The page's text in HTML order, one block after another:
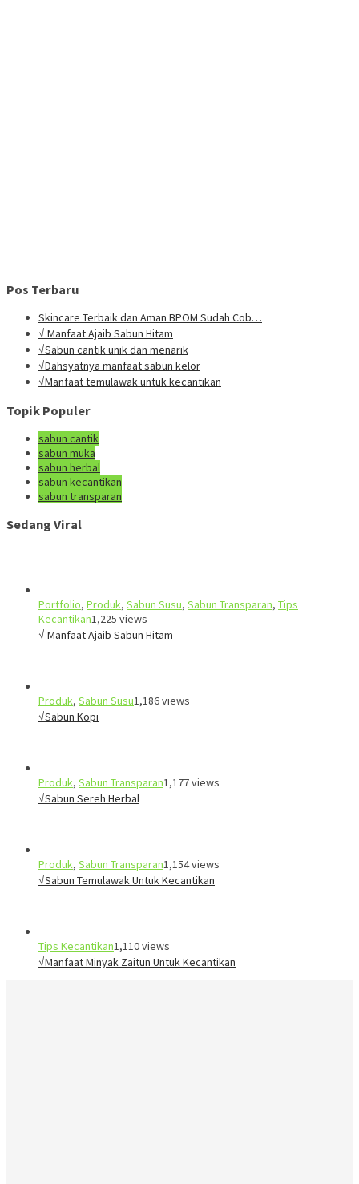
Pos Terbaru
Skincare Terbaik dan Aman BPOM Sudah Cob…
√ Manfaat Ajaib Sabun Hitam
√Sabun cantik unik dan menarik
√Dahsyatnya manfaat sabun kelor
√Manfaat temulawak untuk kecantikan
Topik Populer
sabun cantik
sabun muka
sabun herbal
sabun kecantikan
sabun transparan
Sedang Viral
Portfolio, Produk, Sabun Susu, Sabun Transparan, Tips
Kecantikan1,225 views
√ Manfaat Ajaib Sabun Hitam
Produk, Sabun Susu1,186 views
√Sabun Kopi
Produk, Sabun Transparan1,177 views
√Sabun Sereh Herbal
Produk, Sabun Transparan1,154 views
√Sabun Temulawak Untuk Kecantikan
Tips Kecantikan1,110 views
√Manfaat Minyak Zaitun Untuk Kecantikan